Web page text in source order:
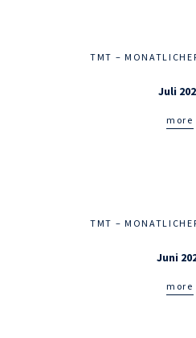
TMT –
Juli
more
TMT –
Juni
more